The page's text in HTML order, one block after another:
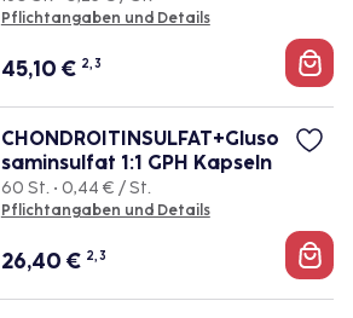
Pflichtangaben und Details
45,10 € 2, 3
CHONDROITINSULFAT+Gluso
saminsulfat 1:1 GPH Kapseln
60 St. • 0,44 € / St.
Pflichtangaben und Details
26,40 € 2, 3